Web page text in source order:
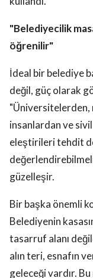
"Belediyecilik
öğrenilir"
İdeal bir belediye
değil, güç olarak
"Üniversitelerden,
insanlardan ve
eleştirileri tehdit
güzelleşir.
Bir başka önemli
Belediyenin
tasarruf alanı
alın teri, esnafın
geleceği vardır. Bu